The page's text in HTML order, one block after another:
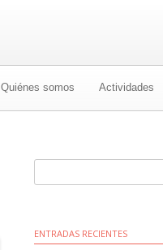
Actividades
Quiénes somos
ENTRADAS RECIENTES